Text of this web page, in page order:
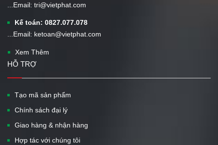
...Email: tri@vietphat.com
Kế toán: 0827.077.078
...Email: ketoan@vietphat.com
Xem Thêm
HỖ TRỢ
Tạo mã sản phẩm
Chính sách đại lý
Giao hàng & nhận hàng
Hợp tác với chúng tôi